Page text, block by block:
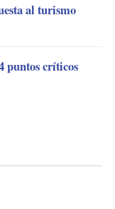
al turismo
puntos críticos